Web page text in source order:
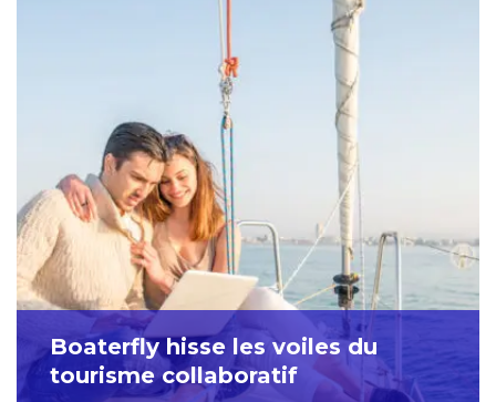
Boaterfly hisse les voiles du
tourisme collaboratif